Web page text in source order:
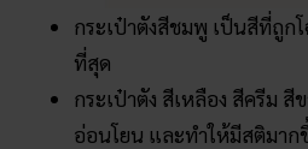
กระเป๋าตังสีชมพู เป็นสีที่ถูก
ที่สุด
กระเป๋าตัง สีเหลือง สีครีม สี
อ่อนโยน และทำให้มีสติมาก